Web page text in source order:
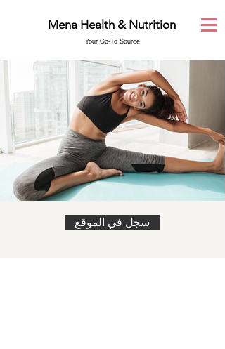
Mena Health & Nutrition
Your Go-To Source
سجل في الموقع